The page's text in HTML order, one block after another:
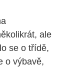
ale
se o třídě,
o výbavě,